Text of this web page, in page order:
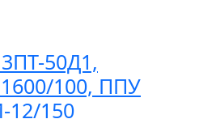
50Д1,
100, ППУ
12/150